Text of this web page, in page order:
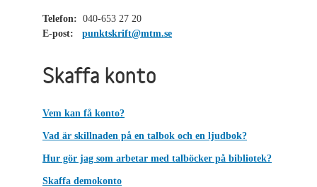
Telefon: 040-653 27 20
E-post:
punktskrift@mtm.se
Skaffa konto
Vem kan få konto?
Vad är skillnaden på en talbok och en ljudbok?
Hur gör jag som arbetar med talböcker på bibliotek?
Skaffa demokonto